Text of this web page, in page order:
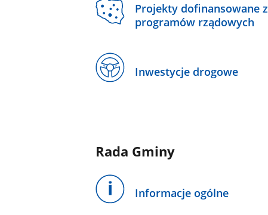
Projekty dofinansowane z
programów rządowych
Inwestycje drogowe
Rada Gminy
Informacje ogólne